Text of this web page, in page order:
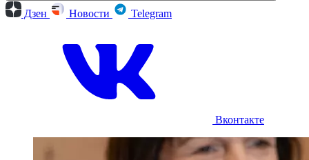
Дзен Новости Telegram
Вконтакте